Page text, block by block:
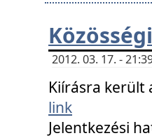
2012. 03. 17. -
Kiírásra került
link
Jelentkezési